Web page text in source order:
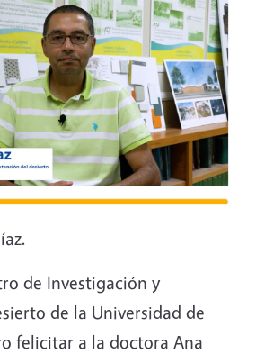
de Investigación y
de la Universidad de
felicitar a la doctora Ana